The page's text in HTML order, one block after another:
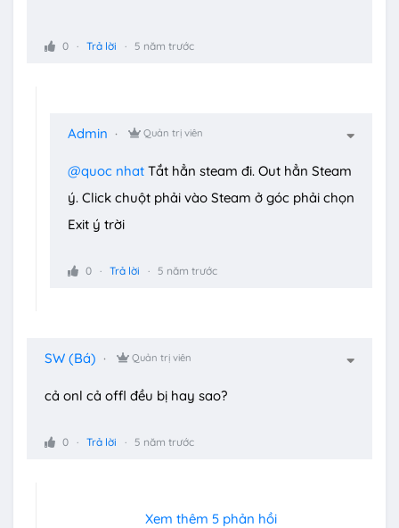
0 Trả lời 5 năm trước
Admin Quản trị viên
@quoc nhat Tắt hẳn steam đi. Out hẳn Steam
ý. Click chuột phải vào Steam ở góc phải chọn
Exit ý trời
0 Trả lời 5 năm trước
SW (Bá) Quản trị viên
cả onl cả offl đều bị hay sao?
0 Trả lời 5 năm trước
Xem thêm 5 phản hồi